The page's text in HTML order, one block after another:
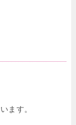
ます。